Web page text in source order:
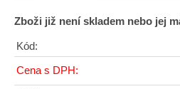
Zboži již není skladem nebo jej
Kód:
Cena s DPH: